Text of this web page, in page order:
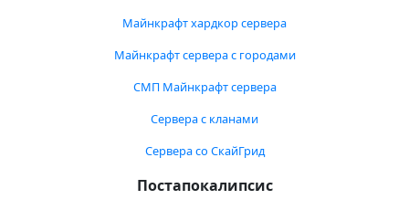
Майнкрафт хардкор сервера
Майнкрафт сервера с городами
СМП Майнкрафт сервера
Сервера с кланами
Сервера со СкайГрид
Постапокалипсис